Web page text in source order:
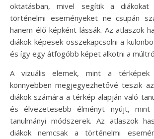
oktatásban, mivel segítik a
történelmi eseményeket ne csupán
hanem élő képként lássák. Az atlaszok
diákok képesek összekapcsolni a
és így egy átfogóbb képet alkotni a
A vizuális elemek, mint a térképek
könnyebben megjegyezhetővé teszik
diákok számára a térkép alapján való
és élvezetesebb élményt nyújt, mint
tanulmányi módszerek. Az atlaszok
diákok nemcsak a történelmi